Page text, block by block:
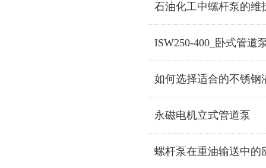
石油化工中螺杆泵的维
ISW250-400_卧式管道
如何选择适合的不锈钢
永磁电机立式管道泵
螺杆泵在重油输送中的